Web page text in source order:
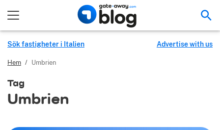
Sök fastigheter i Italien Advertise with us
Hem / Umbrien
Tag
Umbrien